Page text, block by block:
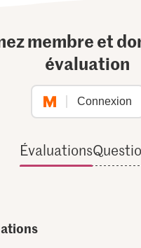
membre et
évaluation
Connexion
Évaluations